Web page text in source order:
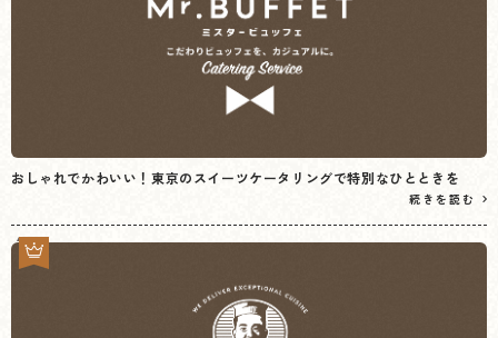
おしゃれでかわいい！東京のスイーツケータリングで特別なひとときを
続きを読む